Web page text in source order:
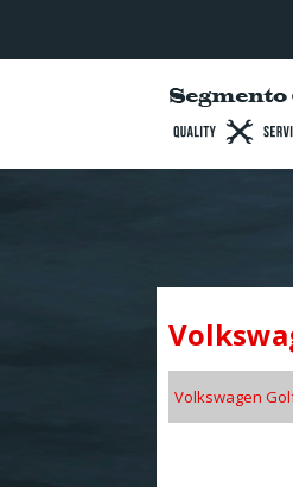
Volkswagen